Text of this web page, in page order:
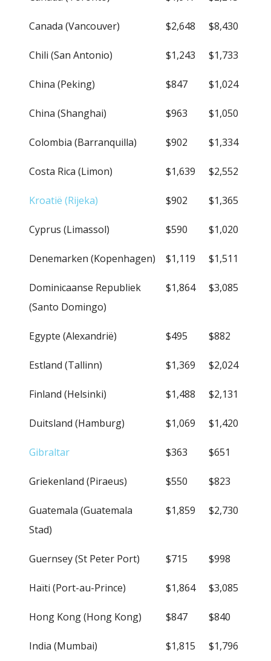
Canada (Vancouver) $2,648 $8,430
Chili (San Antonio) $1,243 $1,733
China (Peking) $847 $1,024
China (Shanghai) $963 $1,050
Colombia (Barranquilla) $902 $1,334
Costa Rica (Limon) $1,639 $2,552
Kroatië (Rijeka) $902 $1,365
Cyprus (Limassol) $590 $1,020
Denemarken (Kopenhagen) $1,119 $1,511
Dominicaanse Republiek
(Santo Domingo)
$1,864 $3,085
Egypte (Alexandrië) $495 $882
Estland (Tallinn) $1,369 $2,024
Finland (Helsinki) $1,488 $2,131
Duitsland (Hamburg) $1,069 $1,420
Gibraltar $363 $651
Griekenland (Piraeus) $550 $823
Guatemala (Guatemala
Stad)
$1,859 $2,730
Guernsey (St Peter Port) $715 $998
Haïti (Port-au-Prince) $1,864 $3,085
Hong Kong (Hong Kong) $847 $840
India (Mumbai) $1,815 $1,796